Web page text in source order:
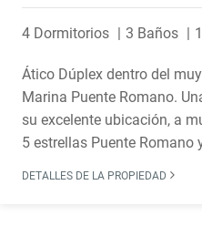
4 Dormitorios 3 Baños
Ático Dúplex dentro del
Marina Puente Romano.
su excelente ubicación, a
5 estrellas Puente Romano
DETALLES DE LA PROPIEDAD